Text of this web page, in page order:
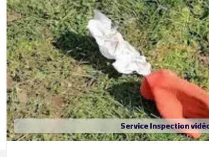
Service Inspection